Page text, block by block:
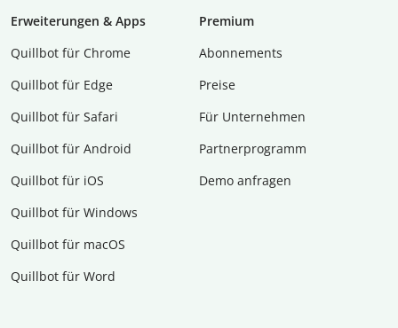
Erweiterungen & Apps
Quillbot für Chrome
Quillbot für Edge
Quillbot für Safari
Quillbot für Android
Quillbot für iOS
Quillbot für Windows
Quillbot für macOS
Quillbot für Word
Premium
Abon­ne­ments
Preise
Für Unternehmen
Partnerprogramm
Demo anfragen